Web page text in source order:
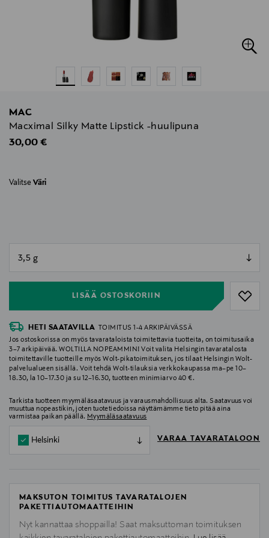
MAC
Macximal Silky Matte Lipstick -huulipuna
Original Price
30,00 €
Valitse Väri
LISÄÄ OSTOSKORIIN
null
HETI SAATAVILLA
TOIMITUS 1-4 ARKIPÄIVÄSSÄ
Jos ostoskorissa on myös tavarataloista toimitettavia tuotteita, on toimitusaika
3–7 arkipäivää. WOLTILLA NOPEAMMIN! Voit valita Helsingin tavaratalosta
toimitettaville tuotteille myös Wolt-pikatoimituksen, jos tilaat Helsingin Wolt-
palvelualueen sisällä. Voit tehdä Wolt-tilauksia verkkokaupassa ma–pe 10–
18.30, la 10–17.30 ja su 12–16.30, tuotteen minimiarvo 40 €.
Tarkista tuotteen myymäläsaatavuus ja varausmahdollisuus alta. Saatavuus voi
muuttua nopeastikin, joten tuotetiedoissa näyttämämme tieto pitää aina
varmistaa paikan päällä. Myymäläsaatavuus
Helsinki VARAA TAVARATALOON
MAKSUTON TOIMITUS TAVARATALOJEN
PAKETTIAUTOMAATTEIHIN
Nyt kannattaa shoppailla! Saat maksuttoman toimituksen